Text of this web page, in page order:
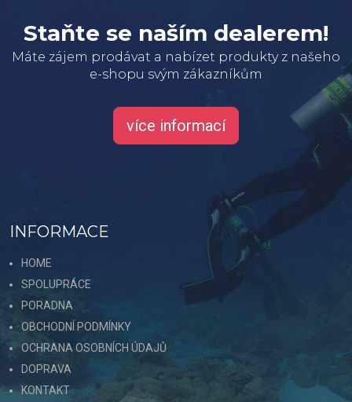
Staňte se naším dealerem!
Máte zájem prodávat a nabízet produkty z našeho
e-shopu svým zákazníkům
více informací
INFORMACE
HOME
SPOLUPRÁCE
PORADNA
OBCHODNÍ PODMÍNKY
OCHRANA OSOBNÍCH ÚDAJŮ
DOPRAVA
KONTAKT